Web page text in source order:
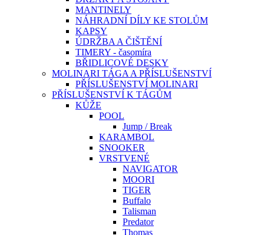
MANTINELY
NÁHRADNÍ DÍLY KE STOLŮM
KAPSY
ÚDRŽBA A ČIŠTĚNÍ
TIMERY - časomíra
BŘIDLICOVÉ DESKY
MOLINARI TÁGA A PŘÍSLUŠENSTVÍ
PŘÍSLUŠENSTVÍ MOLINARI
PŘÍSLUŠENSTVÍ K TÁGŮM
KŮŽE
POOL
Jump / Break
KARAMBOL
SNOOKER
VRSTVENÉ
NAVIGATOR
MOORI
TIGER
Buffalo
Talisman
Predator
Thomas